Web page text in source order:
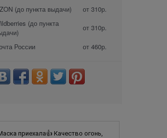
(до пункта выдачи)
от 310р.
(до пункта
от 310р.
России от 460р.
приехала👍 Качество огонь,